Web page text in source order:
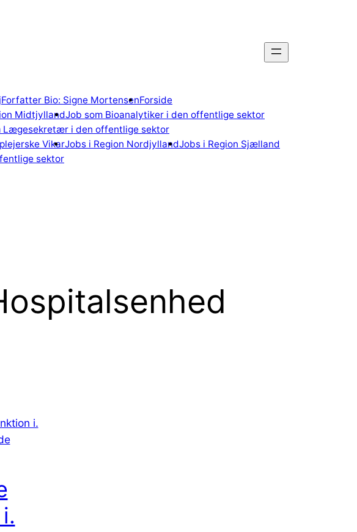
Forfatter Bio: Signe MortensenForside
MidtjyllandJob som Bioanalytiker i den offentlige sektor
Lægesekretær i den offentlige sektor
VikarJobs i Region NordjyllandJobs i Region Sjælland
sektor